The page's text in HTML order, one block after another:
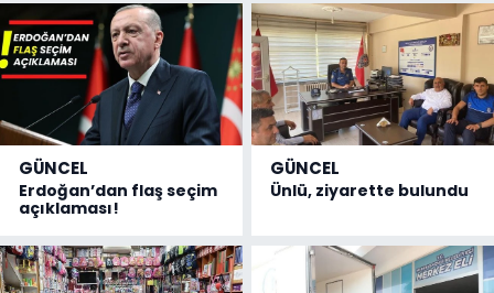
GÜNCEL
Erdoğan’dan flaş seçim
açıklaması!
GÜNCEL
Ünlü, ziyarette bulundu